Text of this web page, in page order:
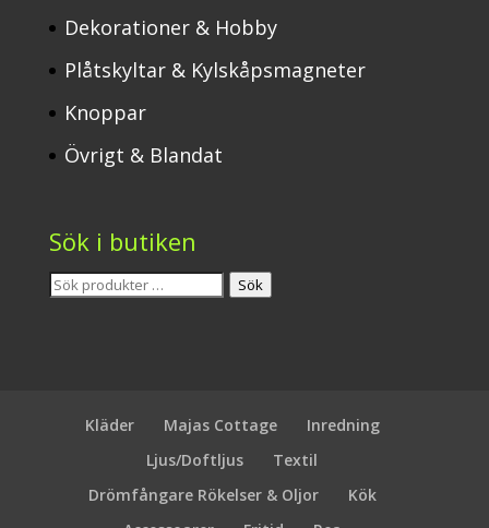
Dekorationer & Hobby
Plåtskyltar & Kylskåpsmagneter
Knoppar
Övrigt & Blandat
Sök i butiken
Sök
Sök
Kläder Majas Cottage
Inredning
Ljus/Doftljus
Textil
Drömfångare Rökelser & Oljor
Kök